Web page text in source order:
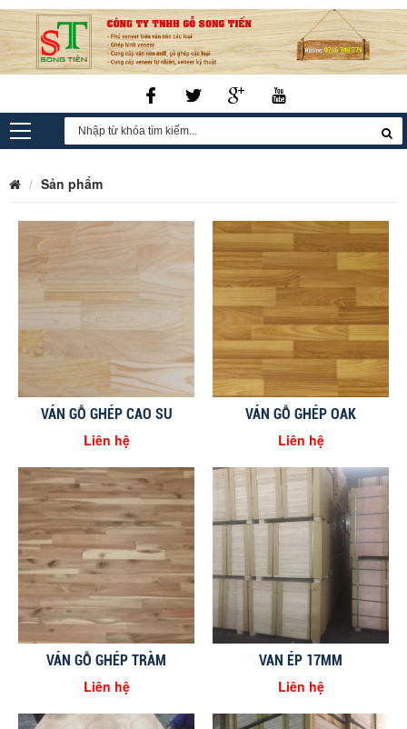
Sản phẩm
VÁN GỖ GHÉP CAO SU
Liên hệ
VÁN GỖ GHÉP OAK
Liên hệ
VÁN GỖ GHÉP TRÀM
Liên hệ
VAN ÉP 17MM
Liên hệ